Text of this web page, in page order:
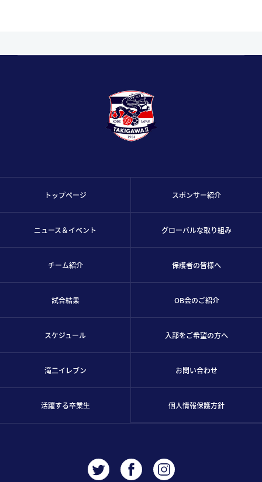
トップページ
ニュース＆イベント
チーム紹介
試合結果
スケジュール
滝二イレブン
活躍する卒業生
スポンサー紹介
グローバルな取り組み
保護者の皆様へ
OB会のご紹介
入部をご希望の方へ
お問い合わせ
個人情報保護方針